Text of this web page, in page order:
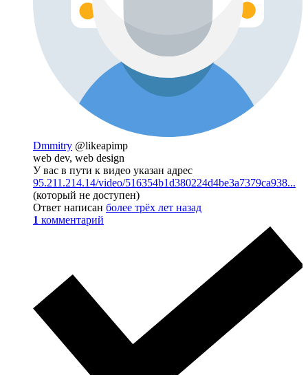
Dmmitry @likeapimp
web dev, web design
У вас в пути к видео указан адрес
95.211.214.14/video/516354b1d380224d4be3a7379ca938...
(который не доступен)
Ответ написан более трёх лет назад
1 комментарий